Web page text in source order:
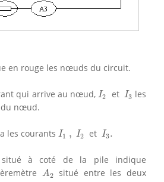
en rouge les nœuds du circuit.
qui arrive au nœud,I2
I2 et I3
I3 les
nœud.
les courants I1 , I2
I1 2 et I3.
I3
situé à coté de la pile indique
A2
A
situé entre les deux